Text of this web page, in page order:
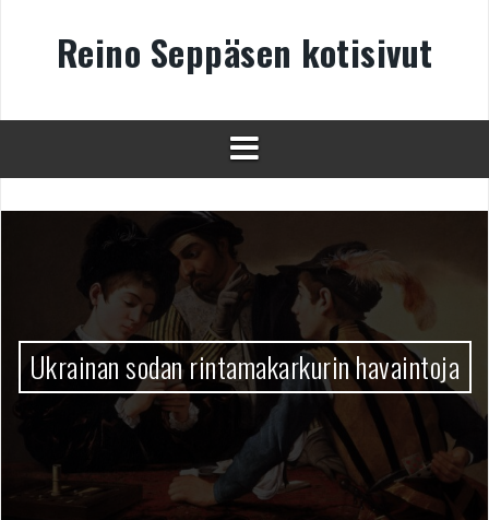
Reino Seppäsen kotisivut
Ukrainan sodan rintamakarkurin havaintoja